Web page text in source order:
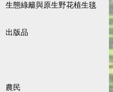
生態綠籬與原生野花植生毯
出版品
農民